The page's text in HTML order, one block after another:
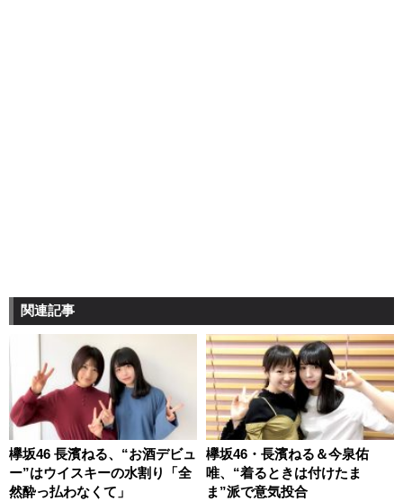
関連記事
欅坂46 長濱ねる、“お酒デビュ
ー”はウイスキーの水割り「全
然酔っ払わなくて」
欅坂46・長濱ねる＆今泉佑
唯、“着るときは付けたま
ま”派で意気投合